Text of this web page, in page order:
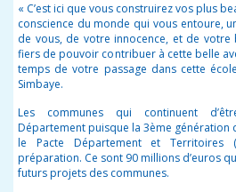
« C’est ici que vous construirez vos plus
conscience du monde qui vous entoure,
de vous, de votre innocence, et de votre
fiers de pouvoir contribuer à cette belle
temps de votre passage dans cette
Simbaye.
Les communes qui continuent
Département puisque la 3ème génération
le Pacte Département et Territoires
préparation. Ce sont 90 millions d’euros
futurs projets des communes.